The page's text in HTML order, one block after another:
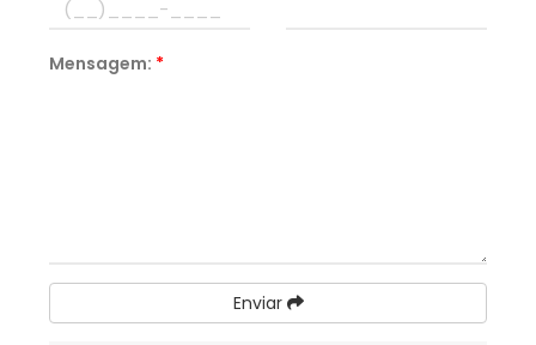
Mensagem: *
Enviar